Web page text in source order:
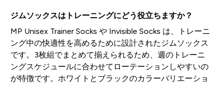
ジムソックスはトレーニングにどう役立ちますか？
MP Unisex Trainer Socks や Invisible Socks は、トレーニ
ング中の快適性を高めるために設計されたジムソックス
です。3枚組でまとめて揃えられるため、週のトレーニ
ングスケジュールに合わせてローテーションしやすいの
が特徴です。ホワイトとブラックのカラーバリエーショ